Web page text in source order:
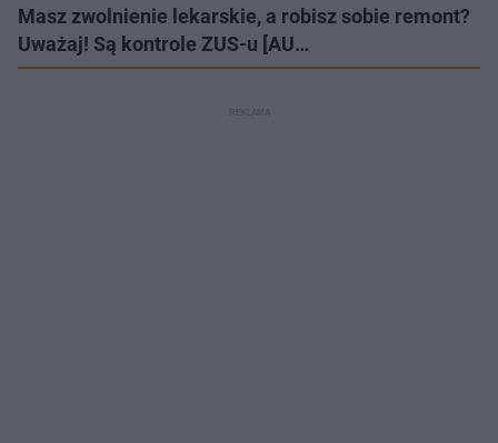
Masz zwolnienie lekarskie, a robisz sobie remont?
Uważaj! Są kontrole ZUS-u [AU…